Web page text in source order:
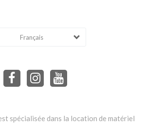
Français
spécialisée dans la location de matériel